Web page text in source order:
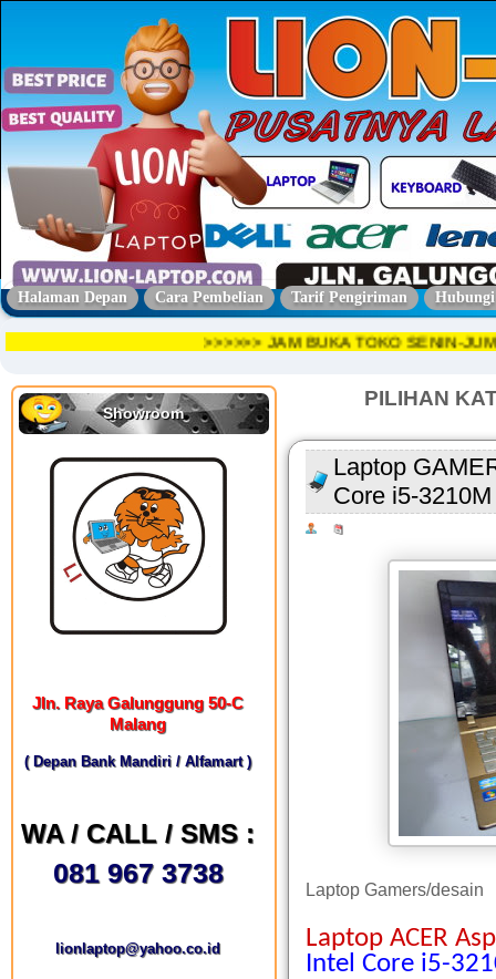
Halaman Depan Cara Pembelian Tarif Pengiriman
>>>>>> JAM BUKA TOKO
Showroom
Jln. Raya Galunggung 50-C
Malang
( Depan Bank Mandiri / Alfamart )
WA / CALL / SMS :
081 967 3738
lionlaptop@yahoo.co.id
PILIHAN
Laptop
Core i5-
Laptop Gamers/desain
Laptop ACER
Intel Core i5-